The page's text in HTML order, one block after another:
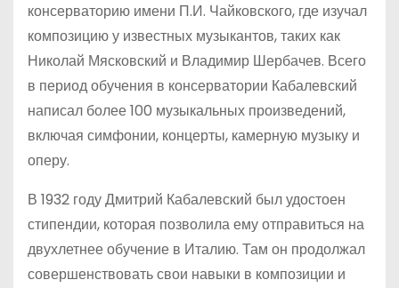
консерваторию имени П.И. Чайковского, где изучал
композицию у известных музыкантов, таких как
Николай Мясковский и Владимир Шербачев. Всего
в период обучения в консерватории Кабалевский
написал более 100 музыкальных произведений,
включая симфонии, концерты, камерную музыку и
оперу.
В 1932 году Дмитрий Кабалевский был удостоен
стипендии, которая позволила ему отправиться на
двухлетнее обучение в Италию. Там он продолжал
совершенствовать свои навыки в композиции и